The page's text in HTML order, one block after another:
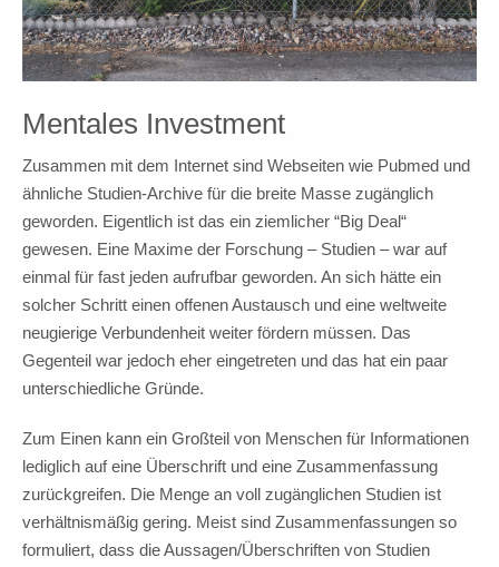
Mentales Investment
Zusammen mit dem Internet sind Webseiten wie Pubmed und
ähnliche Studien-Archive für die breite Masse zugänglich
geworden. Eigentlich ist das ein ziemlicher “Big Deal“
gewesen. Eine Maxime der Forschung – Studien – war auf
einmal für fast jeden aufrufbar geworden. An sich hätte ein
solcher Schritt einen offenen Austausch und eine weltweite
neugierige Verbundenheit weiter fördern müssen. Das
Gegenteil war jedoch eher eingetreten und das hat ein paar
unterschiedliche Gründe.
Zum Einen kann ein Großteil von Menschen für Informationen
lediglich auf eine Überschrift und eine Zusammenfassung
zurückgreifen. Die Menge an voll zugänglichen Studien ist
verhältnismäßig gering. Meist sind Zusammenfassungen so
formuliert, dass die Aussagen/Überschriften von Studien